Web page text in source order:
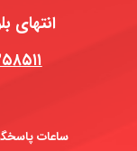
انتهای بلوار ۲۴،
ساعات پاسخگویی: